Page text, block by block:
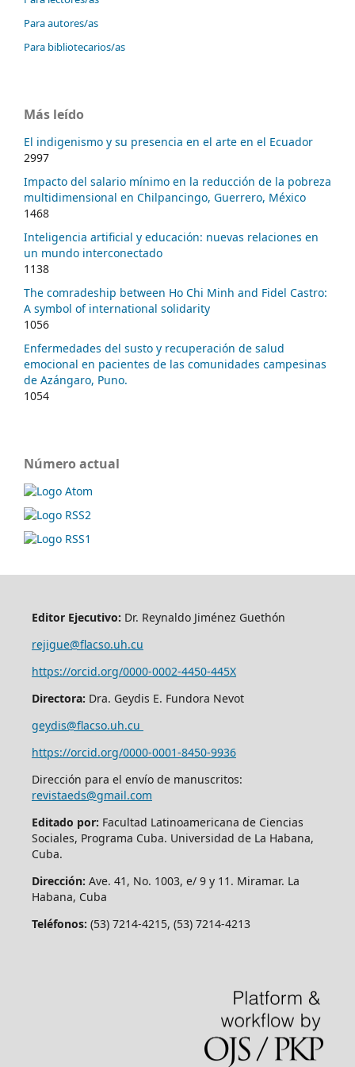
Para autores/as
Para bibliotecarios/as
Más leído
El indigenismo y su presencia en el arte en el Ecuador
2997
Impacto del salario mínimo en la reducción de la pobreza
multidimensional en Chilpancingo, Guerrero, México
1468
Inteligencia artificial y educación: nuevas relaciones en
un mundo interconectado
1138
The comradeship between Ho Chi Minh and Fidel Castro:
A symbol of international solidarity
1056
Enfermedades del susto y recuperación de salud
emocional en pacientes de las comunidades campesinas
de Azángaro, Puno.
1054
Número actual
Editor Ejecutivo: Dr. Reynaldo Jiménez Guethón
rejigue@flacso.uh.cu
https://orcid.org/0000-0002-4450-445X
Directora: Dra. Geydis E. Fundora Nevot
geydis@flacso.uh.cu
https://orcid.org/0000-0001-8450-9936
Dirección para el envío de manuscritos:
revistaeds@gmail.com
Editado por: Facultad Latinoamericana de Ciencias
Sociales, Programa Cuba. Universidad de La Habana,
Cuba.
Dirección: Ave. 41, No. 1003, e/ 9 y 11. Miramar. La
Habana, Cuba
Teléfonos: (53) 7214-4215, (53) 7214-4213